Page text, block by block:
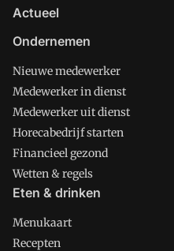
Actueel
Ondernemen
Nieuwe medewerker
Medewerker in dienst
Medewerker uit dienst
Horecabedrijf starten
Financieel gezond
Wetten & regels
Eten & drinken
Menukaart
Recepten